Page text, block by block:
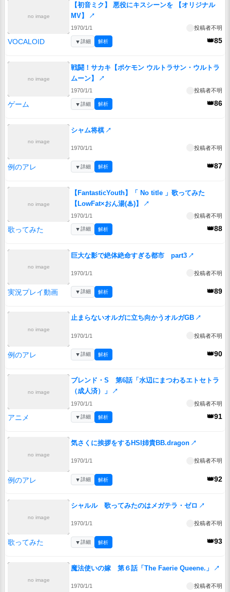
no image
【初音ミク】 悪役にキスシーンを 【オリジナル
MV】
↗
1970/1/1 投稿者不明
VOCALOID 👑85
▼詳細 解析
no image
戦闘！サカキ【ポケモン ウルトラサン・ウルトラ
ムーン】
↗
1970/1/1 投稿者不明
ゲーム 👑86
▼詳細 解析
no image
シャム将棋 ↗
1970/1/1 投稿者不明
例のアレ 👑87
▼詳細 解析
no image
【FantasticYouth】「 No title 」歌ってみた
【LowFat×おん湯(♨︎)】
↗
1970/1/1 投稿者不明
歌ってみた 👑88
▼詳細 解析
no image
巨大な影で絶体絶命すぎる都市 part3 ↗
1970/1/1 投稿者不明
実況プレイ動画 👑89
▼詳細 解析
no image
止まらないオルガに立ち向かうオルガGB ↗
1970/1/1 投稿者不明
例のアレ 👑90
▼詳細 解析
no image
ブレンド・S 第6話「水辺にまつわるエトセトラ
（成人済）」
↗
1970/1/1 投稿者不明
アニメ 👑91
▼詳細 解析
no image
気さくに挨拶をするHSI姉貴BB.dragon ↗
1970/1/1 投稿者不明
例のアレ 👑92
▼詳細 解析
no image
シャルル 歌ってみたのはメガテラ・ゼロ ↗
1970/1/1 投稿者不明
歌ってみた 👑93
▼詳細 解析
no image
魔法使いの嫁 第６話「The Faerie Queene.」 ↗
1970/1/1 投稿者不明